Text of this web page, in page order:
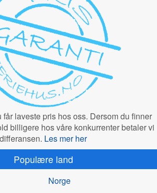
får laveste pris hos oss. Dersom du finner
billigere hos våre konkurrenter betaler vi
differansen. Les mer her
Populære land
Norge